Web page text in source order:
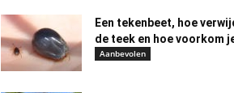
Een tekenbeet, hoe
de teek en hoe voorkom
Aanbevolen